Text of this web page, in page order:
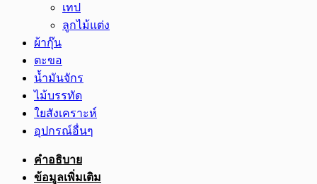
เทป
ลูกไม้แต่ง
ผ้ากุ๊น
ตะขอ
น้ำมันจักร
ไม้บรรทัด
ใยสังเคราะห์
อุปกรณ์อื่นๆ
คำอธิบาย
ข้อมูลเพิ่มเติม